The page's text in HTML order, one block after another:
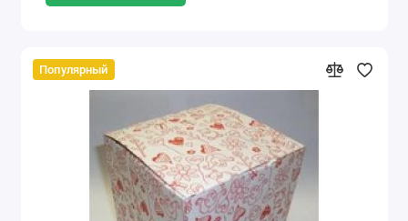
Популярный